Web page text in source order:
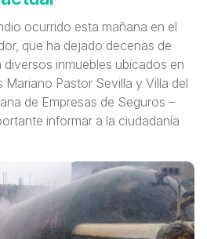
ocurrido esta mañana en el
que ha dejado decenas de
inmuebles ubicados en
Mariano Pastor Sevilla y Villa del
de Empresas de Seguros –
informar a la ciudadanía